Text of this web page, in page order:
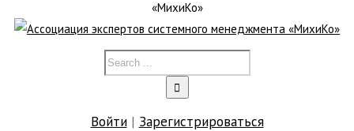
Войти| Зарегистрироваться